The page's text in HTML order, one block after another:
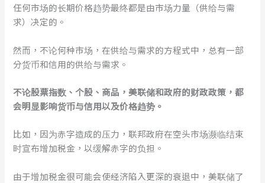
任何市场的长期价格趋势最终都是由市场力量（供给与需
求）决定的。
然而，不论何种市场，在供给与需求的方程式中，总有一部
分货币和信用的供给与需求。
不论股票指数、个股、商品，美联储和政府的财政政策，都
会明显影响货币与信用以及价格趋势。
比如，因为赤字造成的压力，联邦政府在空头市场濒临结束
时宣布增加税金，以缓解赤字的负担。
由于增加税金很可能会使经济陷入更深的衰退中，美联储了